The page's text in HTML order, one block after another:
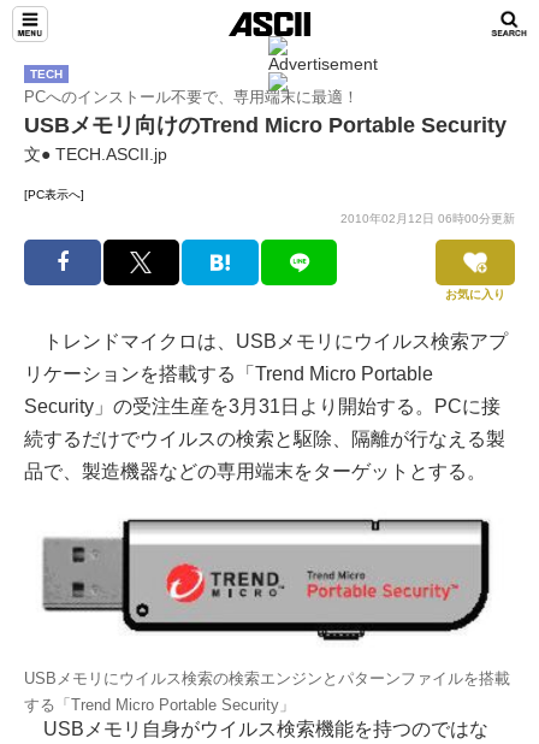
TECH
PCへのインストール不要で、専用端末に最適！
USBメモリ向けのTrend Micro Portable Security
文● TECH.ASCII.jp
[PC表示へ]
2010年02月12日 06時00分更新
お気に入り
トレンドマイクロは、USBメモリにウイルス検索アプ
リケーションを搭載する「Trend Micro Portable
Security」の受注生産を3月31日より開始する。PCに接
続するだけでウイルスの検索と駆除、隔離が行なえる製
品で、製造機器などの専用端末をターゲットとする。
USBメモリにウイルス検索の検索エンジンとパターンファイルを搭載
する「Trend Micro Portable Security」
USBメモリ自身がウイルス検索機能を持つのではな